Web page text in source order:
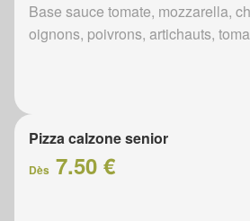
Base sauce tomate, mozzarella,
oignons, poivrons, artichauts,
Pizza calzone senior
Dès 7.50 €